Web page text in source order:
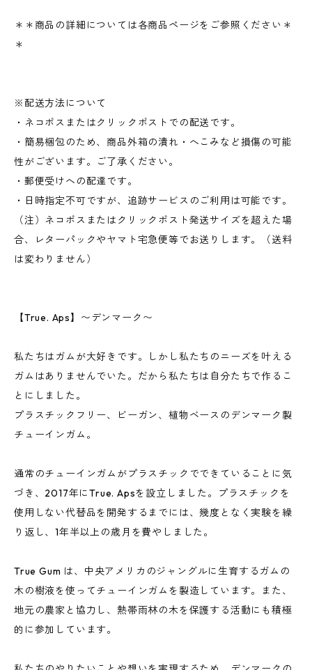
＊＊商品の詳細については各商品ページをご参照ください＊
＊
※配送方法について
・ネコポスまたはクリックポストでの配送です。
・簡易梱包のため、商品外箱の潰れ・へこみなど損傷の可能
性がございます。ご了承ください。
・郵便受けへの配達です。
・日時指定不可ですが、追跡サービスのご利用は可能です。
（注）ネコポスまたはクリックポスト発送サイズを超えた場
合、レターパックやヤマト宅急便等でお送りします。（送料
は変わりません）
【True. Aps】〜デンマーク〜
私たちはガムが大好きです。しかし私たちのニーズを叶える
ガムはありませんでいた。だから私たちは自分たちで作るこ
とにしました。
プラスチックフリー、ビーガン、植物ベースのデンマーク製
チューインガム。
通常のチューインガムがプラスチックでできていることに気
づき、2017年にTrue. Apsを設立しました。プラスチックを
使用しない代替品を開発するまでには、幾度となく実験を繰
り返し、1年半以上の歳月を費やしました。
True Gum は、中央アメリカのジャングルに生育するガムの
木の樹液を使ってチューインガムを製造しています。また、
地元の農家と協力し、熱帯雨林の木を保護する活動にも積極
的に参加しています。